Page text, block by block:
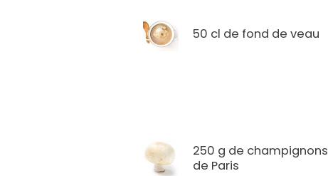
50 cl de fond de veau
250 g de champignons
de Paris